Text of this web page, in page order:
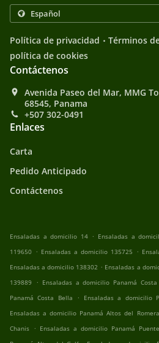
Política de privacidad . Términos
política de cookies
Contáctenos
Avenida Paseo del Mar, MMG
68545, Panama
+507 302-0491
Enlaces
Carta
Pedido Anticipado
Contáctenos
Ensaladas a domicilio 14 . Ensaladas a
119650 . Ensaladas a domicilio 135725 .
Ensaladas a domicilio 138302 . Ensaladas a
139889
. Ensaladas a domicilio Panamá
Panamá Costa Bella
. Ensaladas a domicilio
Ensaladas a domicilio Panamá Altos del
Chanis . Ensaladas a domicilio Panamá